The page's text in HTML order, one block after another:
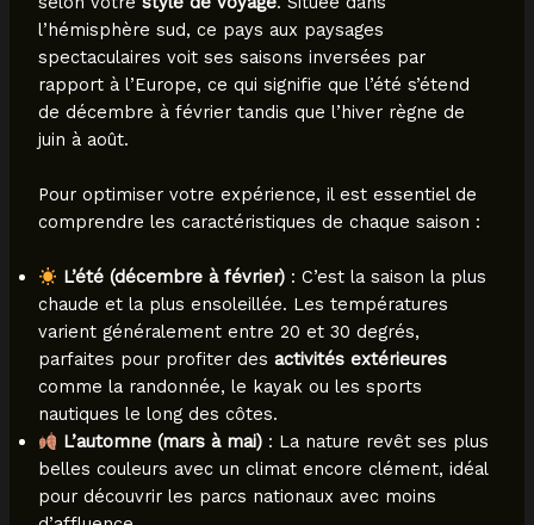
l’hémisphère sud, ce pays aux paysages
spectaculaires voit ses saisons inversées par
rapport à l’Europe, ce qui signifie que l’été s’étend
de décembre à février tandis que l’hiver règne de
juin à août.
Pour optimiser votre expérience, il est essentiel de
comprendre les caractéristiques de chaque saison :
L’été (décembre à février) : C’est la saison la plus
chaude et la plus ensoleillée. Les températures
varient généralement entre 20 et 30 degrés,
parfaites pour profiter des activités extérieures
comme la randonnée, le kayak ou les sports
nautiques le long des côtes.
L’automne (mars à mai) : La nature revêt ses plus
belles couleurs avec un climat encore clément, idéal
pour découvrir les parcs nationaux avec moins